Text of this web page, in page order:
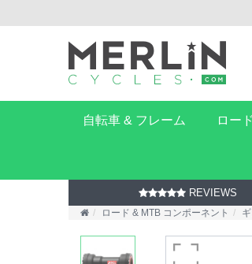
自転車 & フレーム ロー
REVIEWS
ロード & MTB コンポーネント